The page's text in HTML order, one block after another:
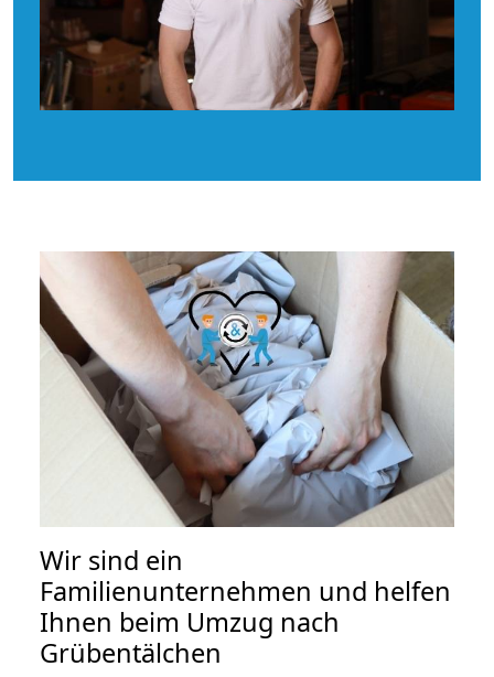
Wir sind ein
Familienunternehmen und helfen
Ihnen beim Umzug nach
Grübentälchen